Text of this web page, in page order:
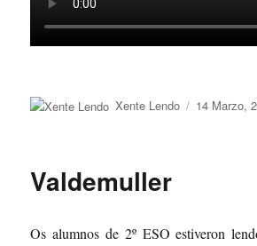
Autor
Xente Lendo
Publicado
14 Marzo,
Valdemuller
Os alumnos de 2º ESO estiveron